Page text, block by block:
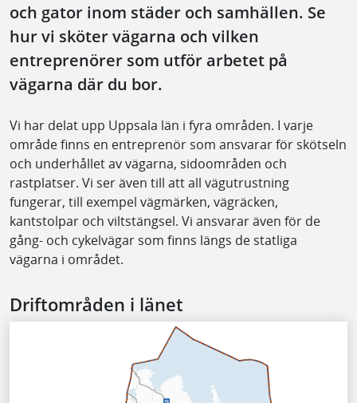
och gator inom städer och samhällen. Se
hur vi sköter vägarna och vilken
entreprenörer som utför arbetet på
vägarna där du bor.
Vi har delat upp Uppsala län i fyra områden. I varje
område finns en entreprenör som ansvarar för skötseln
och underhållet av vägarna, sidoområden och
rastplatser. Vi ser även till att all vägutrustning
fungerar, till exempel vägmärken, vägräcken,
kantstolpar och viltstängsel. Vi ansvarar även för de
gång- och cykelvägar som finns längs de statliga
vägarna i området.
Driftområden i länet